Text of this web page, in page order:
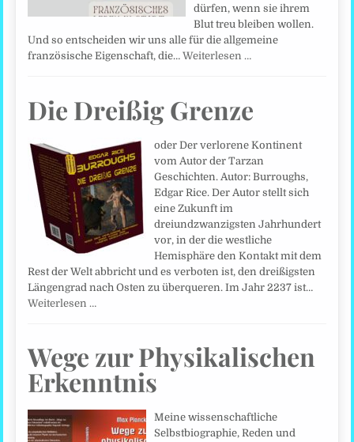
dürfen, wenn sie ihrem
Blut treu bleiben wollen.
Und so entscheiden wir uns alle für die allgemeine
französische Eigenschaft, die…Weiterlesen …
Die Dreißig Grenze
oder Der verlorene Kontinent
vom Autor der Tarzan
Geschichten. Autor: Burroughs,
Edgar Rice. Der Autor stellt sich
eine Zukunft im
dreiundzwanzigsten Jahrhundert
vor, in der die westliche
Hemisphäre den Kontakt mit dem
Rest der Welt abbricht und es verboten ist, den dreißigsten
Längengrad nach Osten zu überqueren. Im Jahr 2237 ist…
Weiterlesen …
Wege zur Physikalischen
Erkenntnis
Meine wissenschaftliche
Selbstbiographie, Reden und